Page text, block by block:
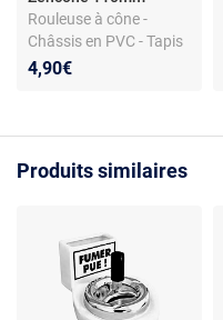
Rouleuse à cône -
Châssis en PVC - Tapis
nylon - Compatible
4,90€
Produits similaires